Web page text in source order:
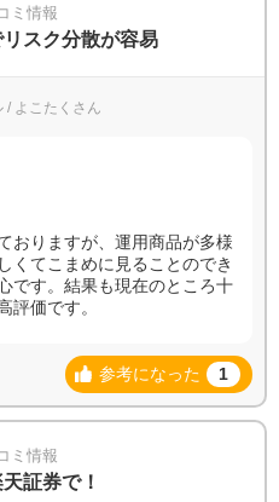
ミ情報
スク分散が容易
/ よこたくさん
おりますが、運用商品が多様
くてこまめに見ることのでき
です。結果も現在のところ十
評価です。
参考になった 1
ミ情報
証券で！